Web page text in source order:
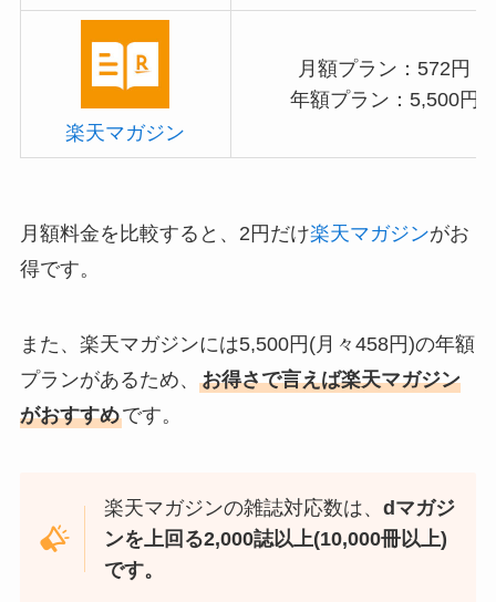
楽天マガジン
月額プラン：572円
年額プラン：5,500円
月額料金を比較すると、2円だけ楽天マガジンがお
得です。
また、楽天マガジンには5,500円(月々458円)の年額
プランがあるため、 お得さで言えば楽天マガジン
がおすすめです。
楽天マガジンの雑誌対応数は、dマガジ
ンを上回る2,000誌以上(10,000冊以上)
です。